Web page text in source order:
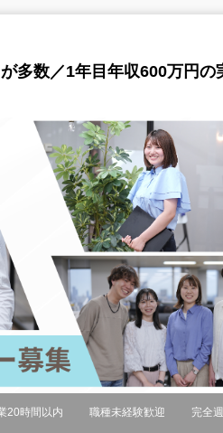
多数／1年目年収600万円の
20時間以内 職種未経験歓迎
完全